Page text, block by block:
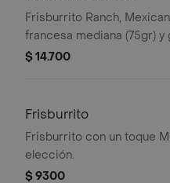
Frisburrito Ranch,
francesa mediana (75gr) y
$ 14.700
Frisburrito
Frisburrito con un toque
elección.
$ 9300